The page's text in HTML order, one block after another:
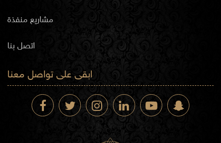
مشاريع منفذة
اتصل بنا
ابقى على تواصل معنا